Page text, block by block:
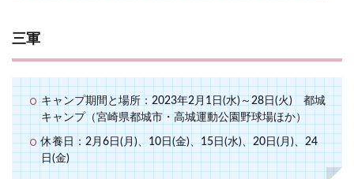
三軍
キャンプ期間と場所：2023年2月1日(水)～28日(火) 都城
キャンプ（宮崎県都城市・高城運動公園野球場ほか）
休養日：2月6日(月)、10日(金)、15日(水)、20日(月)、24
日(金)